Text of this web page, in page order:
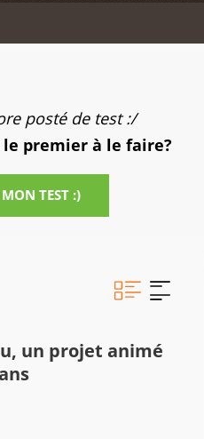
posté de test :/
premier à le faire?
MON TEST :)
un projet animé